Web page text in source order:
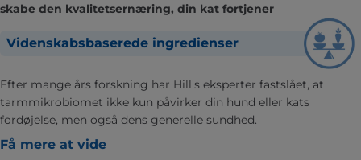
skabe den kvalitetsernæring, din kat fortjener
Videnskabsbaserede ingredienser
Efter mange års forskning har Hill's eksperter fastslået, at
tarmmikrobiomet ikke kun påvirker din hund eller kats
fordøjelse, men også dens generelle sundhed.
Få mere at vide